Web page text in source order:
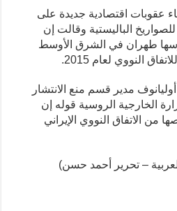
عقوبات اقتصادية جديدة على
الباليستية وقالت إن
طهران في الشرق الأوسط
النووي لعام 2015.
مدير قسم منع الانتشار
الخارجية الروسية قوله إن
من الاتفاق النووي الإيراني
– تحرير أحمد حسن)